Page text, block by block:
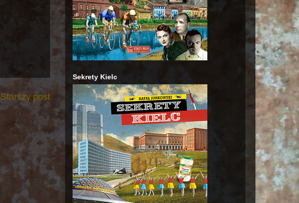
Starszy post
Sekrety Kielc